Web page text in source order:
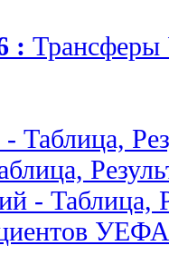
:
Таблица,
- Таблица,
УЕФА